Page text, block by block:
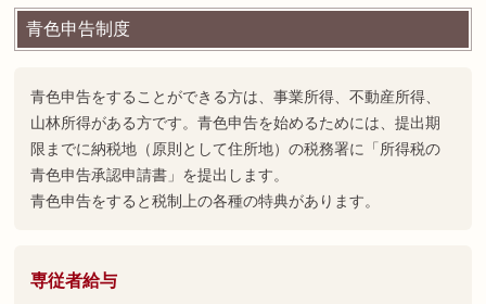
青色申告制度
青色申告をすることができる方は、事業所得、不動産所得、
山林所得がある方です。青色申告を始めるためには、提出期
限までに納税地（原則として住所地）の税務署に「所得税の
青色申告承認申請書」を提出します。
青色申告をすると税制上の各種の特典があります。
専従者給与